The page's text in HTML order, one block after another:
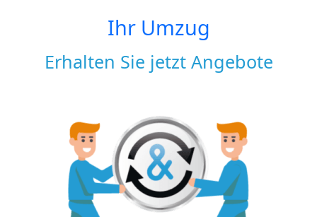
Ihr Umzug
Erhalten Sie jetzt Angebote